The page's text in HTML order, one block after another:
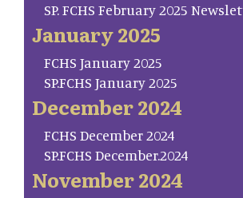
SP. FCHS February 2025
January 2025
FCHS January 2025
SP.FCHS January 2025
December 2024
FCHS December 2024
SP.FCHS December.2024
November 2024